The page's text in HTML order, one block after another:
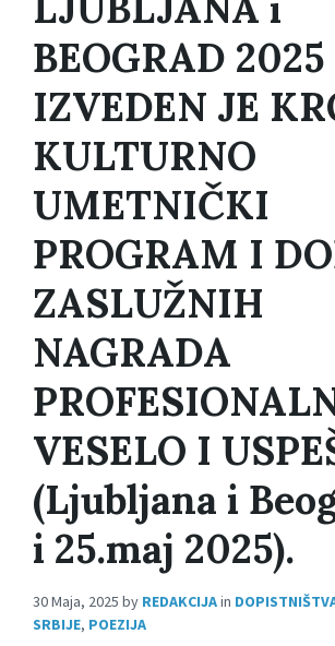
BEOGRAD 2025
IZVEDEN JE
KULTURNO
UMETNIČKI
PROGRAM I
ZASLUŽNIH
NAGRADA
VESELO I
(Ljubljana i
i 25.maj 2025).
30 Maja, 2025 by REDAKCIJAin
SRBIJE, POEZIJA